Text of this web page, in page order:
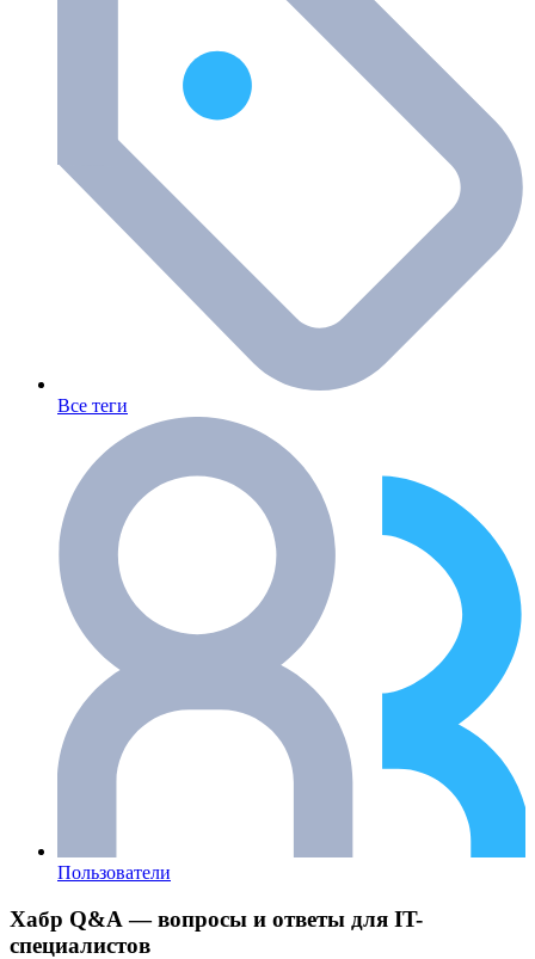
Все теги
Пользователи
Хабр Q&A — вопросы и ответы для IT-
специалистов